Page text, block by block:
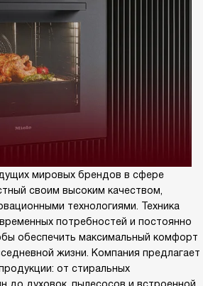
мировых брендов в сфере
своим высоким качеством,
технологиями. Техника
потребностей и постоянно
обеспечить максимальный комфорт
жизни. Компания предлагает
от стиральных